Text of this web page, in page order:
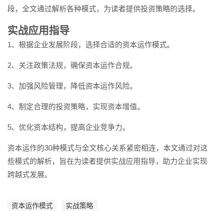
段，全文通过解析各种模式，为读者提供投资策略的选择。
实战应用指导
1、根据企业发展阶段，选择合适的资本运作模式。
2、关注政策法规，确保资本运作合规。
3、加强风险管理，降低资本运作风险。
4、制定合理的投资策略，实现资本增值。
5、优化资本结构，提高企业竞争力。
资本运作的30种模式与全文核心关系紧密相连，本文通过对这
些模式的解析，旨在为读者提供实战应用指导，助力企业实现
跨越式发展。
资本运作模式 实战策略